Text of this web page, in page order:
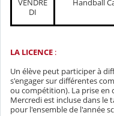
VENDRE
DI
Handball
LA LICENCE :
Un élève peut participer à
s'engager sur différentes
ou compétition). La prise en
Mercredi est incluse dans le
pour l'ensemble de l'année